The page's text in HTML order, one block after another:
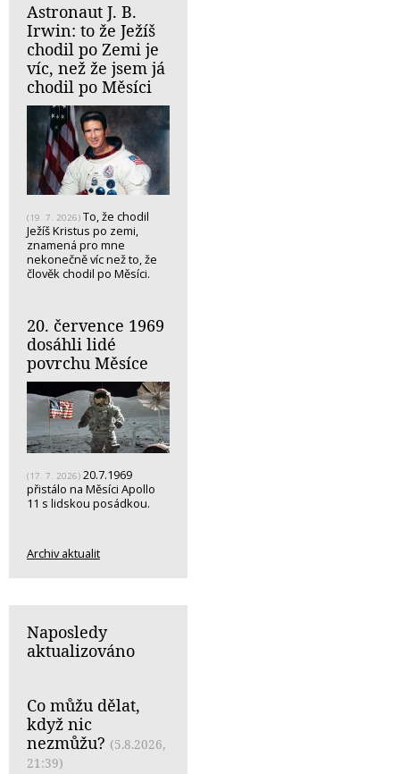
Astronaut J. B.
Irwin: to že Ježíš
chodil po Zemi je
víc, než že jsem já
chodil po Měsíci
(19. 7. 2026) To, že chodil
Ježíš Kristus po zemi,
znamená pro mne
nekonečně víc než to, že
člověk chodil po Měsíci.
20. července 1969
dosáhli lidé
povrchu Měsíce
(17. 7. 2026) 20.7.1969
přistálo na Měsíci Apollo
11 s lidskou posádkou.
Archiv aktualit
Naposledy
aktualizováno
Co můžu dělat,
když nic
nezmůžu? (5.8.2026,
21:39)